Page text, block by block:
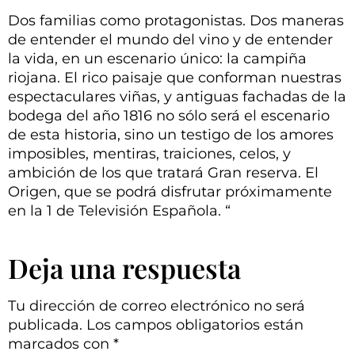
Dos familias como protagonistas. Dos maneras
de entender el mundo del vino y de entender
la vida, en un escenario único: la campiña
riojana. El rico paisaje que conforman nuestras
espectaculares viñas, y antiguas fachadas de la
bodega del año 1816 no sólo será el escenario
de esta historia, sino un testigo de los amores
imposibles, mentiras, traiciones, celos, y
ambición de los que tratará Gran reserva. El
Origen, que se podrá disfrutar próximamente
en la 1 de Televisión Española. “
Deja una respuesta
Tu dirección de correo electrónico no será
publicada. Los campos obligatorios están
marcados con *